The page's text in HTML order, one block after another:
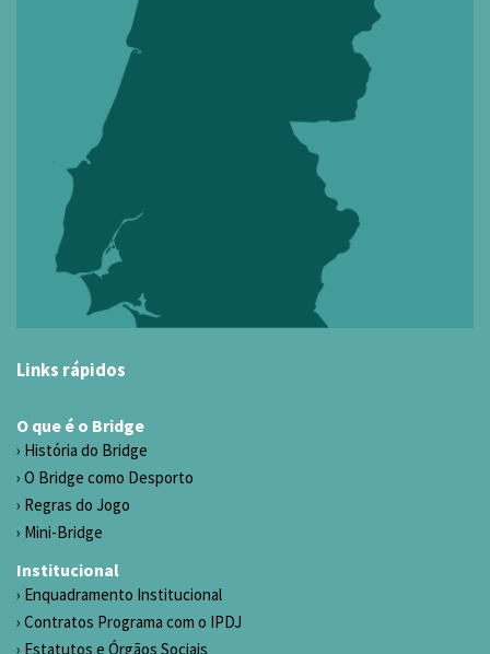
Links rápidos
O que é o Bridge
História do Bridge
O Bridge como Desporto
Regras do Jogo
Mini-Bridge
Institucional
Enquadramento Institucional
Contratos Programa com o IPDJ
Estatutos e Órgãos Sociais